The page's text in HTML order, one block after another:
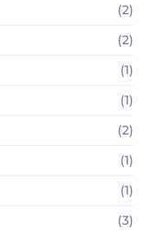
(2)
(2)
(1)
(1)
(2)
(1)
(1)
(3)